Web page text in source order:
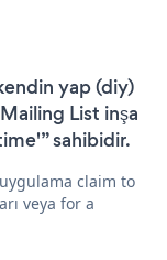
yap (diy)
List inşa
sahibidir.
claim to
veya for a